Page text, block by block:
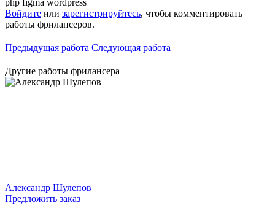
Войдите или зарегистрируйтесь, чтобы комментировать
работы фрилансеров.
Предыдущая работа Следующая работа
Другие работы фрилансера
Александр Шулепов
Предложить заказ